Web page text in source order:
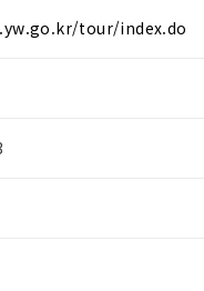
tour/index.do